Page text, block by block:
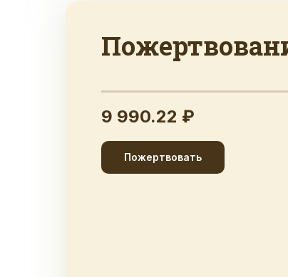
9 990.22 ₽
Пожертвовать